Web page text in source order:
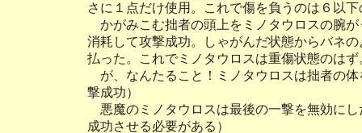
さに１点だけ使用。これで傷を負うのは６以
かがみこむ拙者の頭上をミノタウロスの腕
消耗して攻撃成功。しゃがんだ状態からバネ
払った。これでミノタウロスは重傷状態のはず
が、なんたること！ミノタウロスは拙者の
撃成功）
悪魔のミノタウロスは最後の一撃を無効に
成功させる必要がある）